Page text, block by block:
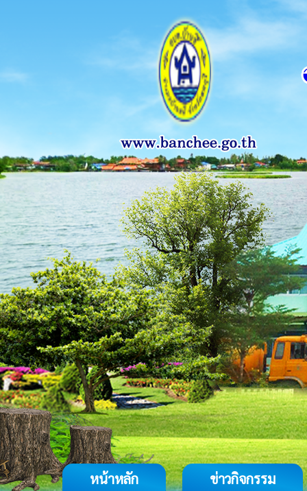
หน้าหลัก ข่าวกิจกรรม